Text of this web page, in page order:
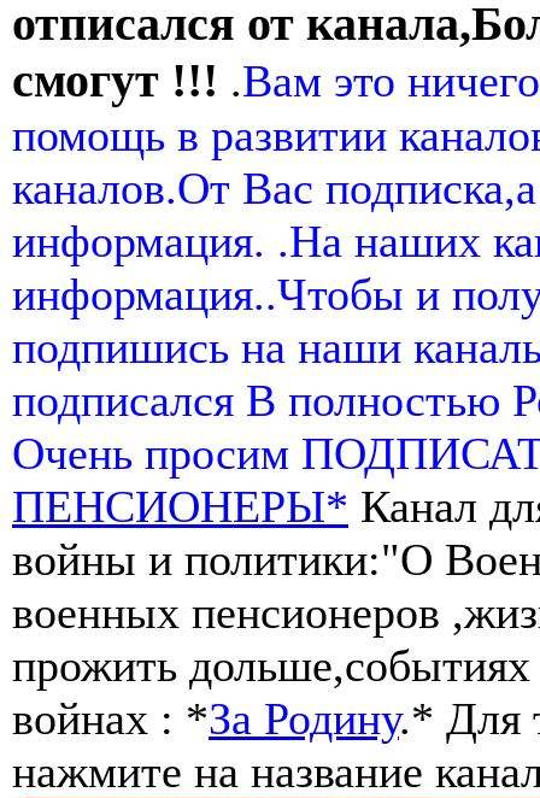
отписался от
смогут !!! .Вам это
помощь в развитии
каналов.От Вас
информация. .На наших
информация..Чтобы и
подпишись на наши
подписался В полностью
Очень просим
ПЕНСИОНЕРЫ* Канал
войны и политики:"О
военных пенсионеров
прожить
войнах : *За Родину.* Для
нажмите на название